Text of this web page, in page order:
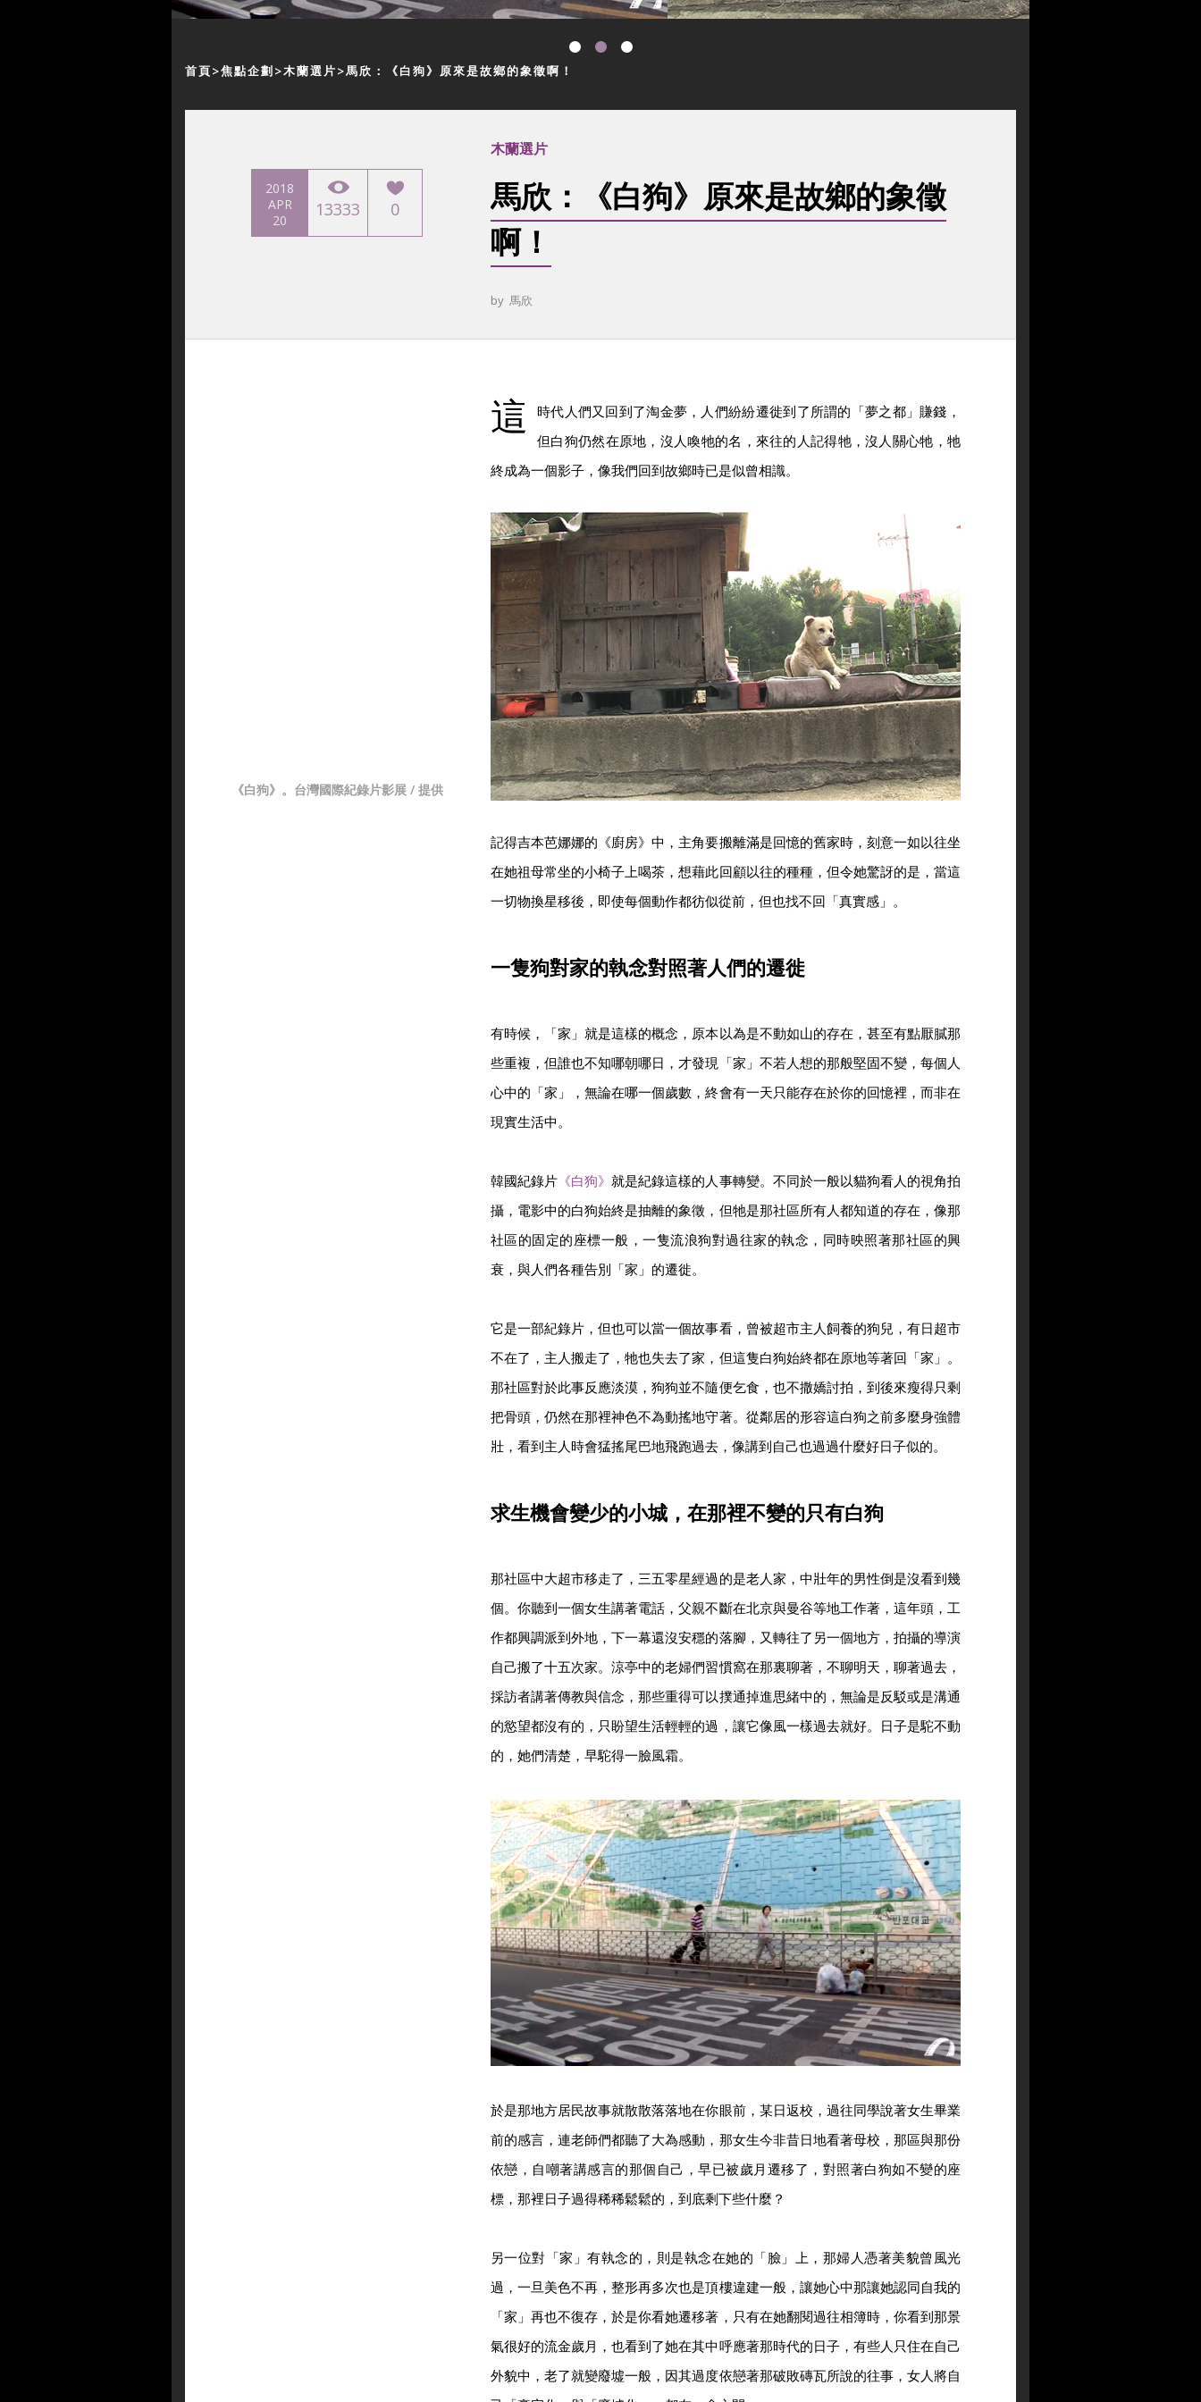
首頁 焦點企劃 木蘭選片 馬欣：《白狗》原來是故鄉的象徵啊！
2018
APR
20
13333 0
木蘭選片
馬欣：《白狗》原來是故鄉的象徵
啊！
by 馬欣
這
時代人們又回到了淘金夢，人們紛紛遷徙到了所謂的「夢之都」賺錢，
但白狗仍然在原地，沒人喚牠的名，來往的人記得牠，沒人關心牠，牠
終成為一個影子，像我們回到故鄉時已是似曾相識。
《白狗》。台灣國際紀錄片影展 / 提供
記得吉本芭娜娜的《廚房》中，主角要搬離滿是回憶的舊家時，刻意一如以往坐
在她祖母常坐的小椅子上喝茶，想藉此回顧以往的種種，但令她驚訝的是，當這
一切物換星移後，即使每個動作都彷似從前，但也找不回「真實感」。
一隻狗對家的執念對照著人們的遷徙
有時候，「家」就是這樣的概念，原本以為是不動如山的存在，甚至有點厭膩那
些重複，但誰也不知哪朝哪日，才發現「家」不若人想的那般堅固不變，每個人
心中的「家」，無論在哪一個歲數，終會有一天只能存在於你的回憶裡，而非在
現實生活中。
韓國紀錄片 《白狗》就是紀錄這樣的人事轉變。不同於一般以貓狗看人的視角拍
攝，電影中的白狗始終是抽離的象徵，但牠是那社區所有人都知道的存在，像那
社區的固定的座標一般，一隻流浪狗對過往家的執念，同時映照著那社區的興
衰，與人們各種告別「家」的遷徙。
它是一部紀錄片，但也可以當一個故事看，曾被超市主人飼養的狗兒，有日超市
不在了，主人搬走了，牠也失去了家，但這隻白狗始終都在原地等著回「家」。
那社區對於此事反應淡漠，狗狗並不隨便乞食，也不撒嬌討拍，到後來瘦得只剩
把骨頭，仍然在那裡神色不為動搖地守著。從鄰居的形容這白狗之前多麼身強體
壯，看到主人時會猛搖尾巴地飛跑過去，像講到自己也過過什麼好日子似的。
求生機會變少的小城，在那裡不變的只有白狗
那社區中大超市移走了，三五零星經過的是老人家，中壯年的男性倒是沒看到幾
個。你聽到一個女生講著電話，父親不斷在北京與曼谷等地工作著，這年頭，工
作都興調派到外地，下一幕還沒安穩的落腳，又轉往了另一個地方，拍攝的導演
自己搬了十五次家。涼亭中的老婦們習慣窩在那裏聊著，不聊明天，聊著過去，
採訪者講著傳教與信念，那些重得可以撲通掉進思緒中的，無論是反駁或是溝通
的慾望都沒有的，只盼望生活輕輕的過，讓它像風一樣過去就好。日子是駝不動
的，她們清楚，早駝得一臉風霜。
於是那地方居民故事就散散落落地在你眼前，某日返校，過往同學說著女生畢業
前的感言，連老師們都聽了大為感動，那女生今非昔日地看著母校，那區與那份
依戀，自嘲著講感言的那個自己，早已被歲月遷移了，對照著白狗如不變的座
標，那裡日子過得稀稀鬆鬆的，到底剩下些什麼？
另一位對「家」有執念的，則是執念在她的「臉」上，那婦人憑著美貌曾風光
過，一旦美色不再，整形再多次也是頂樓違建一般，讓她心中那讓她認同自我的
「家」再也不復存，於是你看她遷移著，只有在她翻閱過往相簿時，你看到那景
氣很好的流金歲月，也看到了她在其中呼應著那時代的日子，有些人只住在自己
外貌中，老了就變廢墟一般，因其過度依戀著那破敗磚瓦所說的往事，女人將自